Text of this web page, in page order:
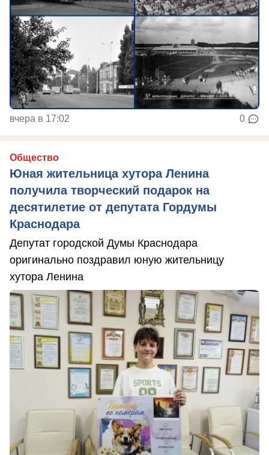
вчера в 17:02 0
Общество
Юная жительница хутора Ленина
получила творческий подарок на
десятилетие от депутата Гордумы
Краснодара
Депутат городской Думы Краснодара
оригинально поздравил юную жительницу
хутора Ленина